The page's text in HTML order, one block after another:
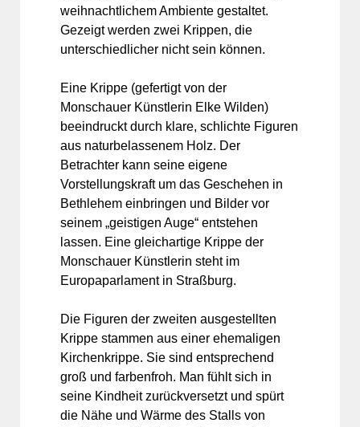
weihnachtlichem Ambiente gestaltet.
Gezeigt werden zwei Krippen, die
unterschiedlicher nicht sein können.
Eine Krippe (gefertigt von der
Monschauer Künstlerin Elke Wilden)
beeindruckt durch klare, schlichte Figuren
aus naturbelassenem Holz. Der
Betrachter kann seine eigene
Vorstellungskraft um das Geschehen in
Bethlehem einbringen und Bilder vor
seinem „geistigen Auge“ entstehen
lassen. Eine gleichartige Krippe der
Monschauer Künstlerin steht im
Europaparlament in Straßburg.
Die Figuren der zweiten ausgestellten
Krippe stammen aus einer ehemaligen
Kirchenkrippe. Sie sind entsprechend
groß und farbenfroh. Man fühlt sich in
seine Kindheit zurückversetzt und spürt
die Nähe und Wärme des Stalls von